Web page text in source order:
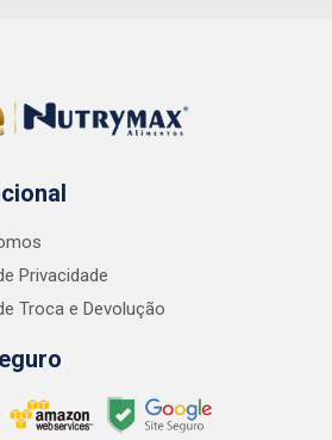
Privacidade
Troca e Devolução